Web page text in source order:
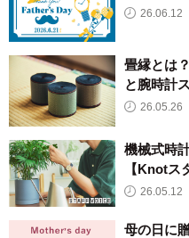
26.06.12
畳縁とは
と腕時計
26.05.26
機械式時
【Knotス
26.05.12
母の日に